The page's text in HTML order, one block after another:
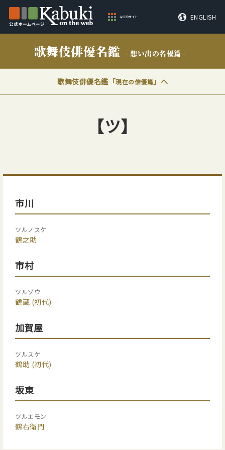
全てのサイト ENGLISH
歌舞伎俳優名鑑 - 想い出の名優篇 -
歌舞伎俳優名鑑「現在の俳優篇」へ
【ツ】
市川
ツルノスケ
鶴之助
市村
ツルゾウ
鶴蔵 (初代)
加賀屋
ツルスケ
鶴助 (初代)
坂東
ツルエモン
鶴右衛門